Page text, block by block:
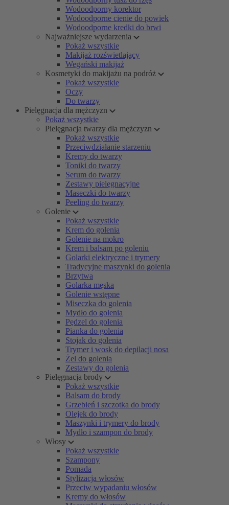
Wodoodporny korektor
Wodoodporne cienie do powiek
Wodoodporne kredki do brwi
Najważniejsze wydarzenia
Pokaż wszystkie
Makijaż rozświetlający
Wegański makijaż
Kosmetyki do makijażu na podróż
Pokaż wszystkie
Oczy
Do twarzy
Pielęgnacja dla mężczyzn
Pokaż wszystkie
Pielęgnacja twarzy dla mężczyzn
Pokaż wszystkie
Przeciwdziałanie starzeniu
Kremy do twarzy
Toniki do twarzy
Serum do twarzy
Zestawy pielęgnacyjne
Maseczki do twarzy
Peeling do twarzy
Golenie
Pokaż wszystkie
Krem do golenia
Golenie na mokro
Krem i balsam po goleniu
Golarki elektryczne i trymery
Tradycyjne maszynki do golenia
Brzytwa
Golarka męska
Golenie wstępne
Miseczka do golenia
Mydło do golenia
Pędzel do golenia
Pianka do golenia
Stojak do golenia
Trymer i wosk do depilacji nosa
Żel do golenia
Zestawy do golenia
Pielęgnacja brody
Pokaż wszystkie
Balsam do brody
Grzebień i szczotka do brody
Olejek do brody
Maszynki i trymery do brody
Mydło i szampon do brody
Włosy
Pokaż wszystkie
Szampony
Pomada
Stylizacja włosów
Przeciw wypadaniu włosów
Kremy do włosów